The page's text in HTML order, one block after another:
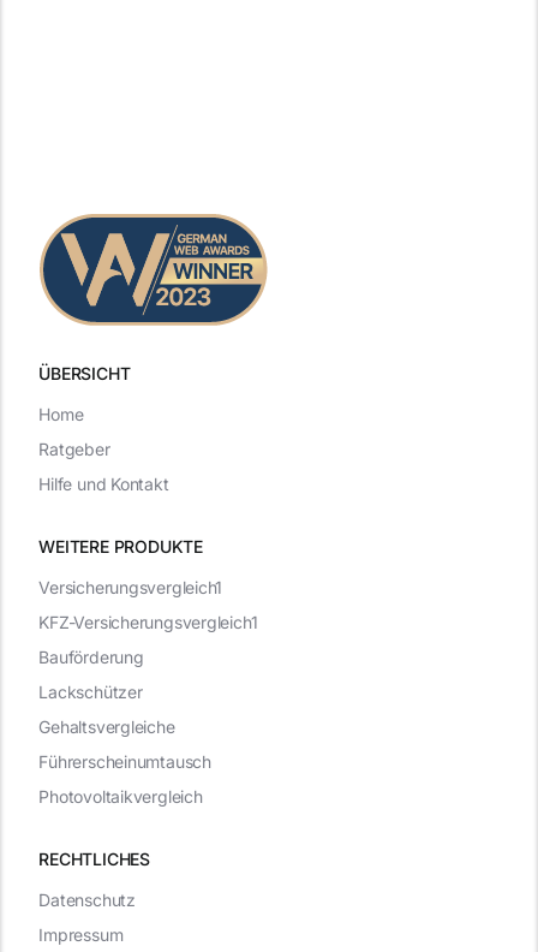
ÜBERSICHT
WEITERE PRODUKTE
RECHTLICHES
Datenschutz
Impressum
Versicherungsvergleich1
KFZ-Versicherungsvergleich1
Bauförderung
Lackschützer
Gehaltsvergleiche
Führerscheinumtausch
Photovoltaikvergleich
Home
Ratgeber
Hilfe und Kontakt